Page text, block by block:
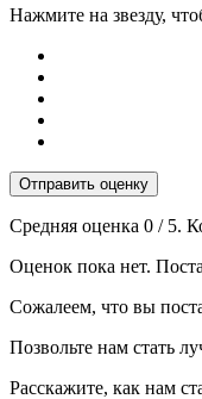
Нажмите на звезду,
Отправить оценку
Средняя оценка 0 / 5.
Оценок пока нет.
Сожалеем, что вы
Позвольте нам стать
Расскажите, как нам